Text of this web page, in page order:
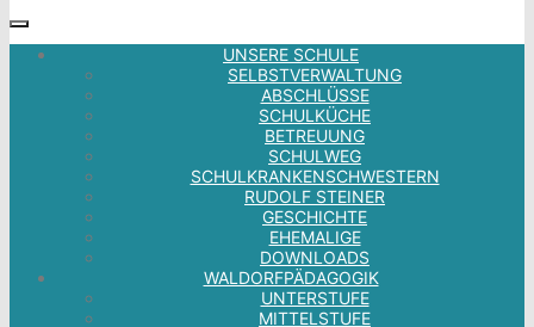
UNSERE SCHULE
SELBSTVERWALTUNG
ABSCHLÜSSE
SCHULKÜCHE
BETREUUNG
SCHULWEG
SCHULKRANKENSCHWESTERN
RUDOLF STEINER
GESCHICHTE
EHEMALIGE
DOWNLOADS
WALDORFPÄDAGOGIK
UNTERSTUFE
MITTELSTUFE